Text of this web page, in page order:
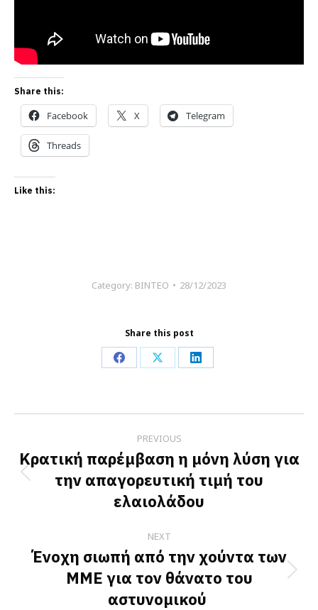
Share this:
Facebook X Telegram
Threads
Like this:
Category: ΒΙΝΤΕΟ 28/12/2023
Share this post
Share Share Share
navigation
PREVIOUS
Previous
post:
Κρατική παρέμβαση η μόνη λύση για
την απαγορευτική τιμή του
ελαιολάδου
NEXT
Next
post:
Ένοχη σιωπή από την χούντα των
ΜΜΕ για τον θάνατο του
αστυνομικού